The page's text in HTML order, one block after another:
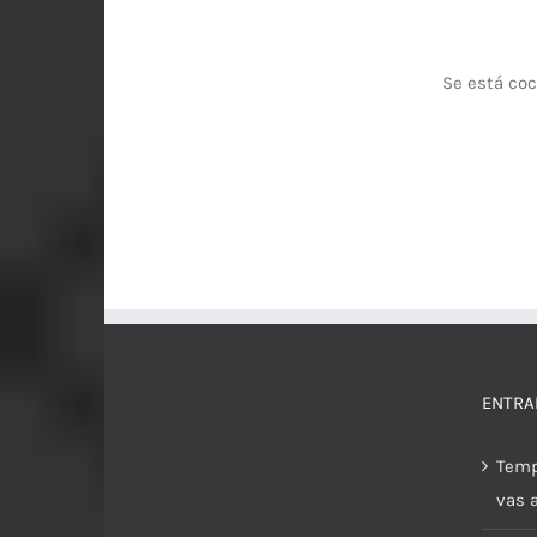
Se está
vas